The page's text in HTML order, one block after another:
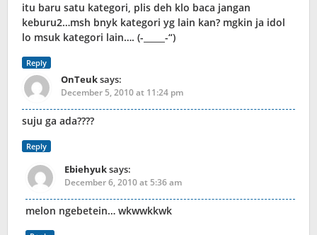
itu baru satu kategori, plis deh klo baca jangan
keburu2…msh bnyk kategori yg lain kan? mgkin ja idol
lo msuk kategori lain…. (-_____-“)
Reply
OnTeuksays:
December 5, 2010 at 11:24 pm
suju ga ada????
Reply
Ebiehyuksays:
December 6, 2010 at 5:36 am
melon ngebetein… wkwwkkwk